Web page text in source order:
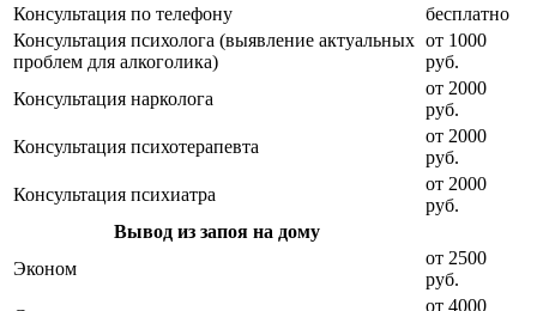
Консультация по телефону
бесплатно
Консультация психолога (выявление актуальных
проблем для алкоголика)
от 1000
руб.
Консультация нарколога
от 2000
руб.
Консультация психотерапевта
от 2000
руб.
Консультация психиатра
от 2000
руб.
Вывод из запоя на дому
Эконом
от 2500
руб.
от 4000